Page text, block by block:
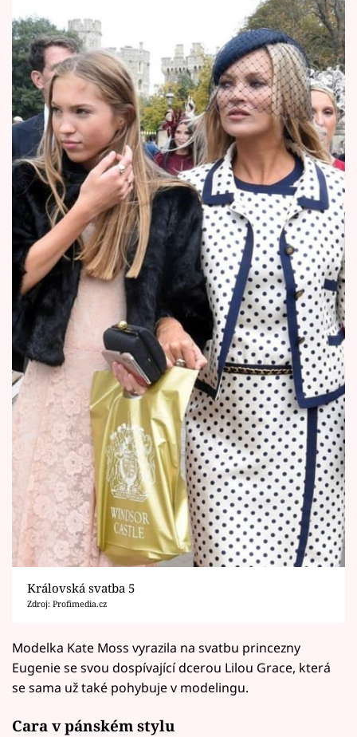
Královská svatba 5
Zdroj: Profimedia.cz
Modelka Kate Moss vyrazila na svatbu princezny
Eugenie se svou dospívající dcerou Lilou Grace, která
se sama už také pohybuje v modelingu.
Cara v pánském stylu